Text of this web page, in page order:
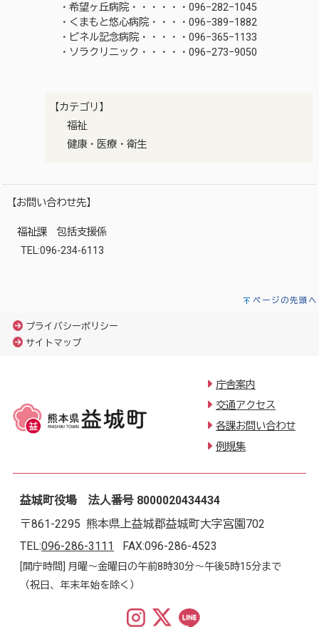
・希望ヶ丘病院・・・・・・096−282−1045
・くまもと悠心病院・・・・096−389−1882
・ピネル記念病院・・・・・096−365−1133
・ソラクリニック・・・・・096−273−9050
【カテゴリ】
福祉
健康・医療・衛生
【お問い合わせ先】
福祉課 包括支援係
TEL:096-234-6113
ページの先頭へ
プライバシーポリシー
サイトマップ
庁舎案内
交通アクセス
各課お問い合わせ
例規集
益城町役場 法人番号 8000020434434
〒861-2295 熊本県上益城郡益城町大字宮園702
TEL:096-286-3111 FAX:096-286-4523
[開庁時間] 月曜～金曜日の午前8時30分～午後5時15分まで
（祝日、年末年始を除く）